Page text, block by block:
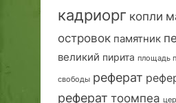
кадриорг копли
островок памятник
великий пирита площадь
свободы реферат
реферат тоомпеа